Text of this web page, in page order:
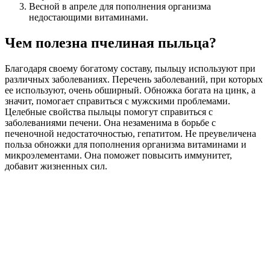
Весной в апреле для пополнения организма
недостающими витаминами.
Чем полезна пчелиная пыльца?
Благодаря своему богатому составу, пыльцу используют при
различных заболеваниях. Перечень заболеваний, при которых
ее используют, очень обширный. Обножка богата на цинк, а
значит, помогает справиться с мужскими проблемами.
Целебные свойства пыльцы помогут справиться с
заболеваниями печени. Она незаменима в борьбе с
печеночной недостаточностью, гепатитом. Не преувеличена
польза обножки для пополнения организма витаминами и
микроэлементами. Она поможет повысить иммунитет,
добавит жизненных сил.